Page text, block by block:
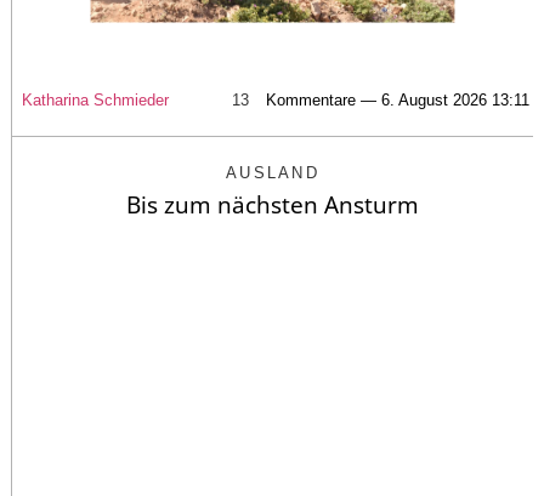
Katharina Schmieder 13 Kommentare — 6. August 2026 13:11
AUSLAND
Bis zum nächsten Ansturm